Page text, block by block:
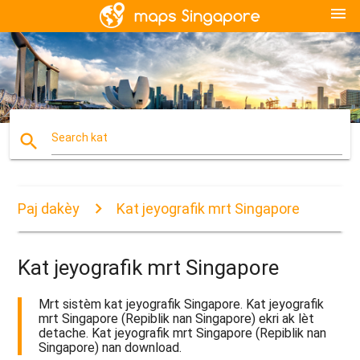
menu
search Search kat
Paj dakèy Kat jeyografik mrt Singapore
Kat jeyografik mrt Singapore
Mrt sistèm kat jeyografik Singapore. Kat jeyografik
mrt Singapore (Repiblik nan Singapore) ekri ak lèt
detache. Kat jeyografik mrt Singapore (Repiblik nan
Singapore) nan download.